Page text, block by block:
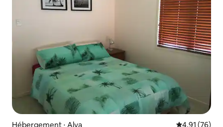
Hébergement ⋅ Alva Évaluation
4,91 (76)